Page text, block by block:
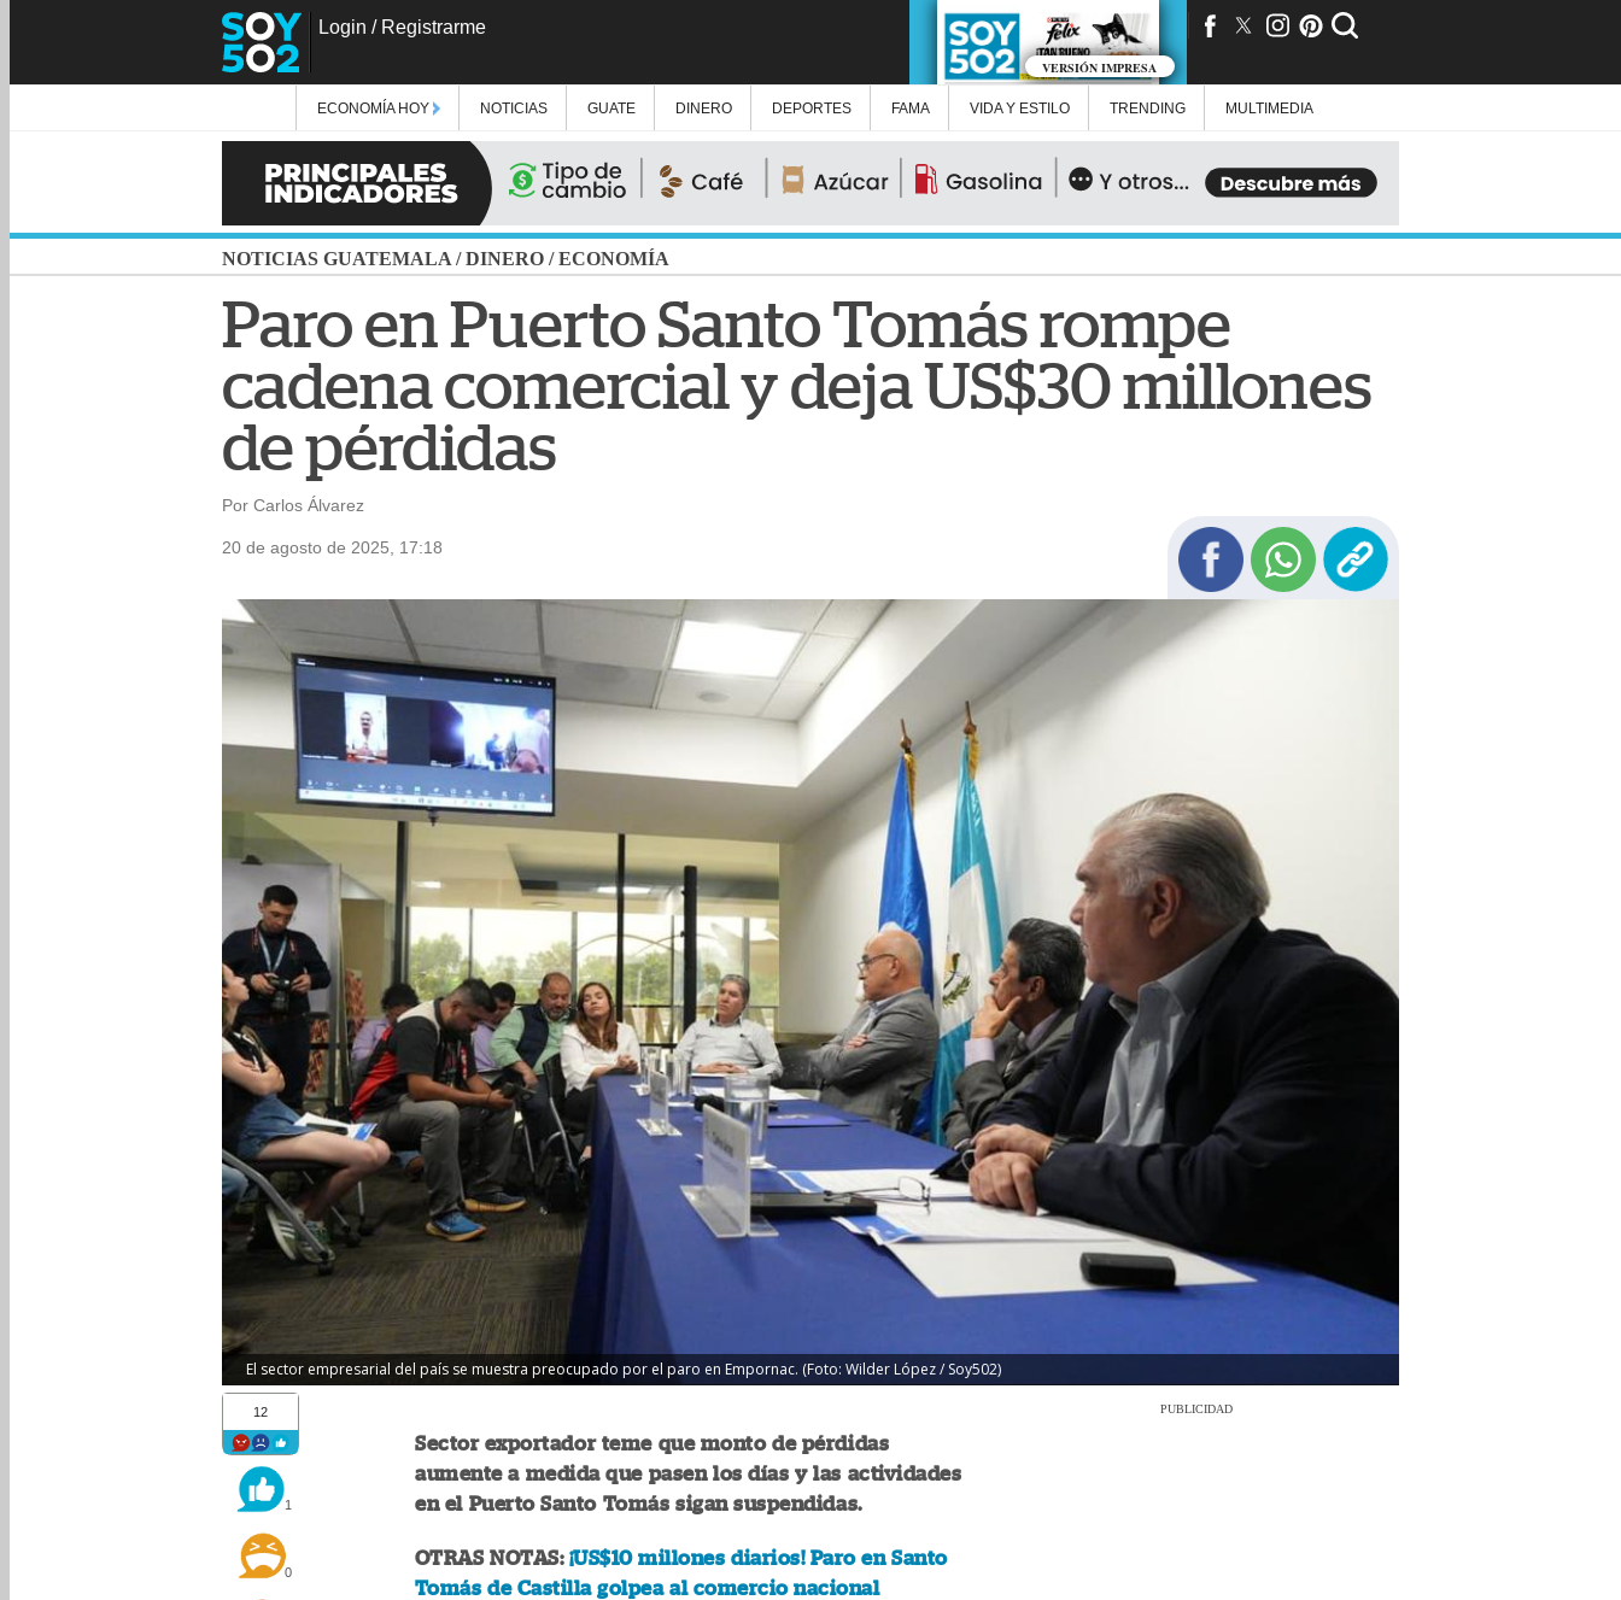
Login / Registrarme
VERSIÓN IMPRESA
ECONOMÍA HOY NOTICIAS GUATE DINERO DEPORTES FAMA VIDA Y ESTILO TRENDING MULTIMEDIA
NOTICIAS GUATEMALA /DINERO /ECONOMÍA
Paro en Puerto Santo Tomás rompe
cadena comercial y deja US$30 millones
de pérdidas
Por Carlos Álvarez
20 de agosto de 2025, 17:18
El sector empresarial del país se muestra preocupado por el paro en Empornac. (Foto: Wilder López / Soy502)
12
1
0
Sector exportador teme que monto de pérdidas
aumente a medida que pasen los días y las actividades
en el Puerto Santo Tomás sigan suspendidas.
OTRAS NOTAS: ¡US$10 millones diarios! Paro en Santo
Tomás de Castilla golpea al comercio nacional
PUBLICIDAD